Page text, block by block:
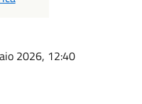
2026, 12:40